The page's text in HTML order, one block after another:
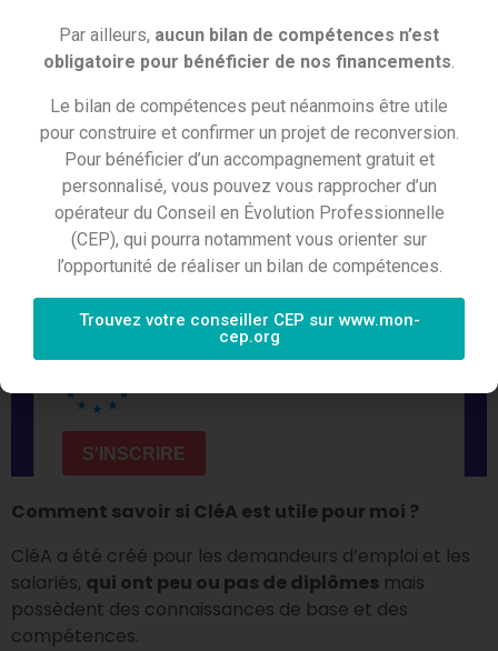
Comment savoir si CléA est utile pour moi ?
CléA a été créé pour les demandeurs d’emploi et les
salariés, qui ont peu ou pas de diplômes mais
possèdent des connaissances de base et des
compétences.
Par ailleurs, aucun bilan de compétences n’est
obligatoire pour bénéficier de nos financements
Le bilan de compétences peut néanmoins être utile
pour construire et confirmer un projet de reconversion.
Pour bénéficier d’un accompagnement gratuit et
personnalisé, vous pouvez vous rapprocher d’un
opérateur du Conseil en Évolution Professionnelle
(CEP), qui pourra notamment vous orienter sur
l’opportunité de réaliser un bilan de compétences.
Trouvez votre conseiller CEP sur www.mon-
cep.org